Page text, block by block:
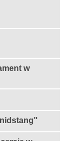
w